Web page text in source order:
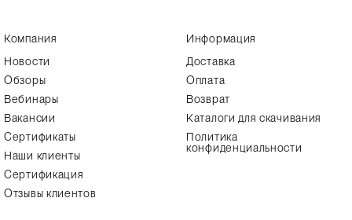
Компания
Новости
Обзоры
Вебинары
Вакансии
Сертификаты
Наши клиенты
Сертификация
Отзывы клиентов
Информация
Доставка
Оплата
Возврат
Каталоги для скачивания
Политика
конфиденциальности